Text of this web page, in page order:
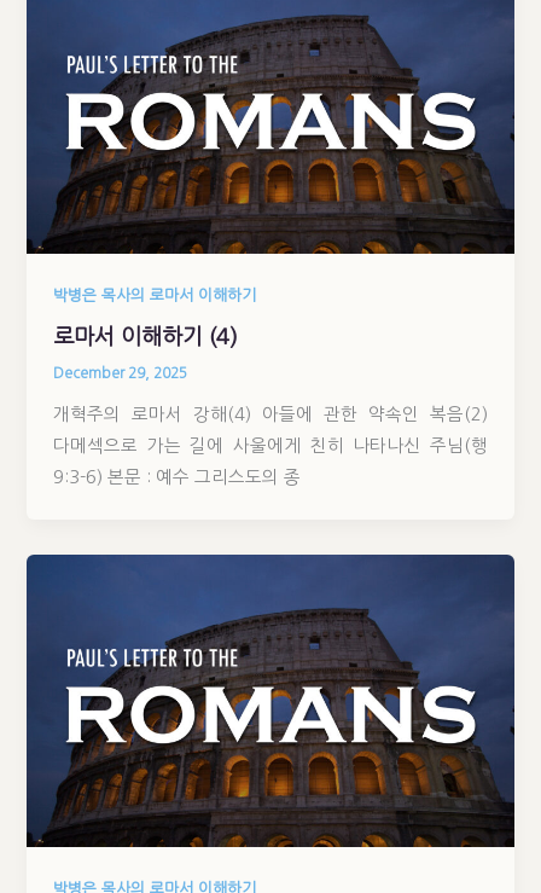
박병은 목사의 로마서 이해하기
로마서 이해하기 (4)
December 29, 2025
개혁주의 로마서 강해(4) 아들에 관한 약속인 복음(2)
다메섹으로 가는 길에 사울에게 친히 나타나신 주님(행
9:3-6) 본문 : 예수 그리스도의 종
박병은 목사의 로마서 이해하기